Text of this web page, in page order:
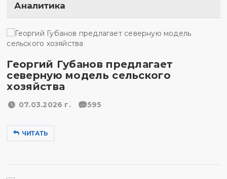
Аналитика
Георгий Губанов предлагает
северную модель сельского
хозяйства
07.03.2026 г. 595
ЧИТАТЬ